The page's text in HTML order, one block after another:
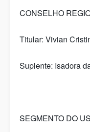
CONSELHO
Titular: Vivian
Suplente: Isadora
SEGMENTO DO